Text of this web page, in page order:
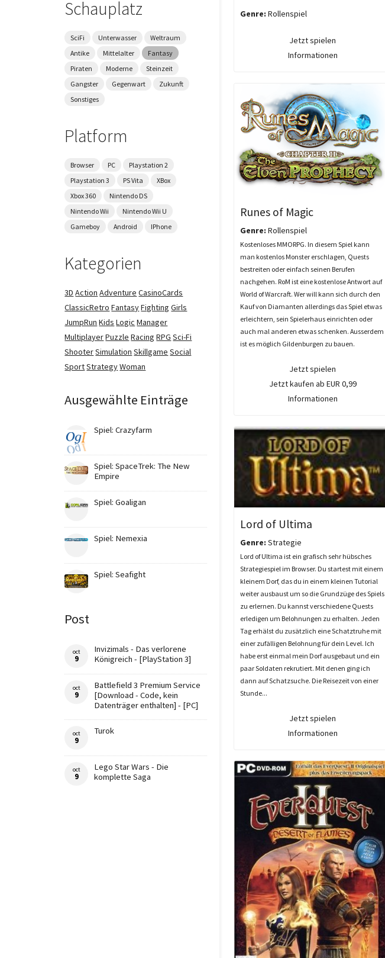
Genre: Rollenspiel
Jetzt spielen
Informationen
Runes of Magic
Genre: Rollenspiel
Kostenloses MMORPG. In diesem Spiel kann
man kostenlos Monster erschlagen, Quests
bestreiten oder einfach seinen Berufen
nachgehen. RoM ist eine kostenlose Antwort auf
World of Warcraft. Wer will kann sich durch den
Kauf von Diamanten allerdings das Spiel etwas
erleichtern, sein Spielerhaus einrichten oder
auch mal anderen etwas schenken. Ausserdem
ist es möglich Gildenburgen zu bauen.
Jetzt spielen
Jetzt kaufen ab EUR 0,99
Informationen
Lord of Ultima
Genre: Strategie
Lord of Ultima ist ein grafisch sehr hübsches
Strategiespiel im Browser. Du startest mit einem
kleinem Dorf, das du in einem kleinen Tutorial
weiter ausbaust um so die Grundzüge des Spiels
zu erlernen. Du kannst verschiedene Quests
erledigen um Belohnungen zu erhalten. Jeden
Tag erhälst du zusätzlich eine Schatztruhe mit
einer zufälligen Belohnung für dein Level. Ich
habe erst einmal mein Dorf ausgebaut und ein
paar Soldaten rekrutiert. Mit denen ging ich
dann auf Schatzsuche. Die Reisezeit von einer
Stunde...
Jetzt spielen
Informationen
Schauplatz
SciFi Unterwasser
Weltraum
Antike
Mittelalter
Fantasy
Piraten
Moderne
Steinzeit
Gangster
Gegenwart
Zukunft
Sonstiges
Platform
Browser PC
Playstation 2
Playstation 3
PS Vita
XBox
Xbox 360
Nintendo DS
Nintendo Wii
Nintendo Wii U
Gameboy
Android IPhone
Kategorien
3D Action Adventure CasinoCards
ClassicRetro FantasyFighting Girls
JumpRun Kids Logic Manager
MultiplayerPuzzle Racing RPG Sci-Fi
ShooterSimulation Skillgame Social
SportStrategyWoman
Ausgewählte Einträge
Spiel: Crazyfarm
Spiel: SpaceTrek: The New
Empire
Spiel: Goaligan
Spiel: Nemexia
Spiel: Seafight
Post
oct
9
Invizimals - Das verlorene
Königreich - [PlayStation 3]
oct
9
Battlefield 3 Premium Service
[Download - Code, kein
Datenträger enthalten] - [PC]
oct
9
Turok
oct
9
Lego Star Wars - Die
komplette Saga